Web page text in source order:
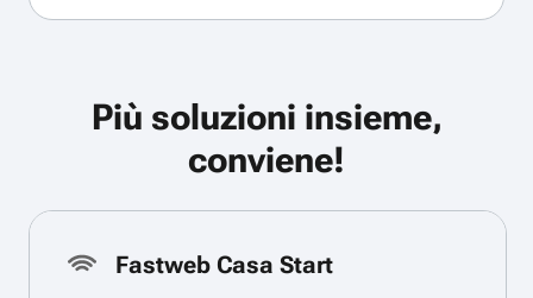
Più soluzioni insieme,
conviene!
Fastweb Casa Start